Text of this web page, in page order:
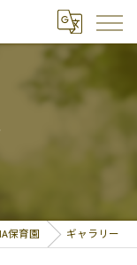
保育園 ギャラリー